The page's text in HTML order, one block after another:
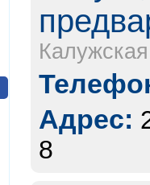
Адрес:
8